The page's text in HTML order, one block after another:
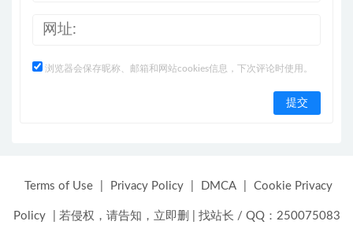
浏览器会保存昵称、邮箱和网站cookies信息，下次评论时使用。
Terms of Use Privacy Policy DMCA Cookie Privacy
Policy 若侵权，请告知，立即删 找站长 / QQ：250075083